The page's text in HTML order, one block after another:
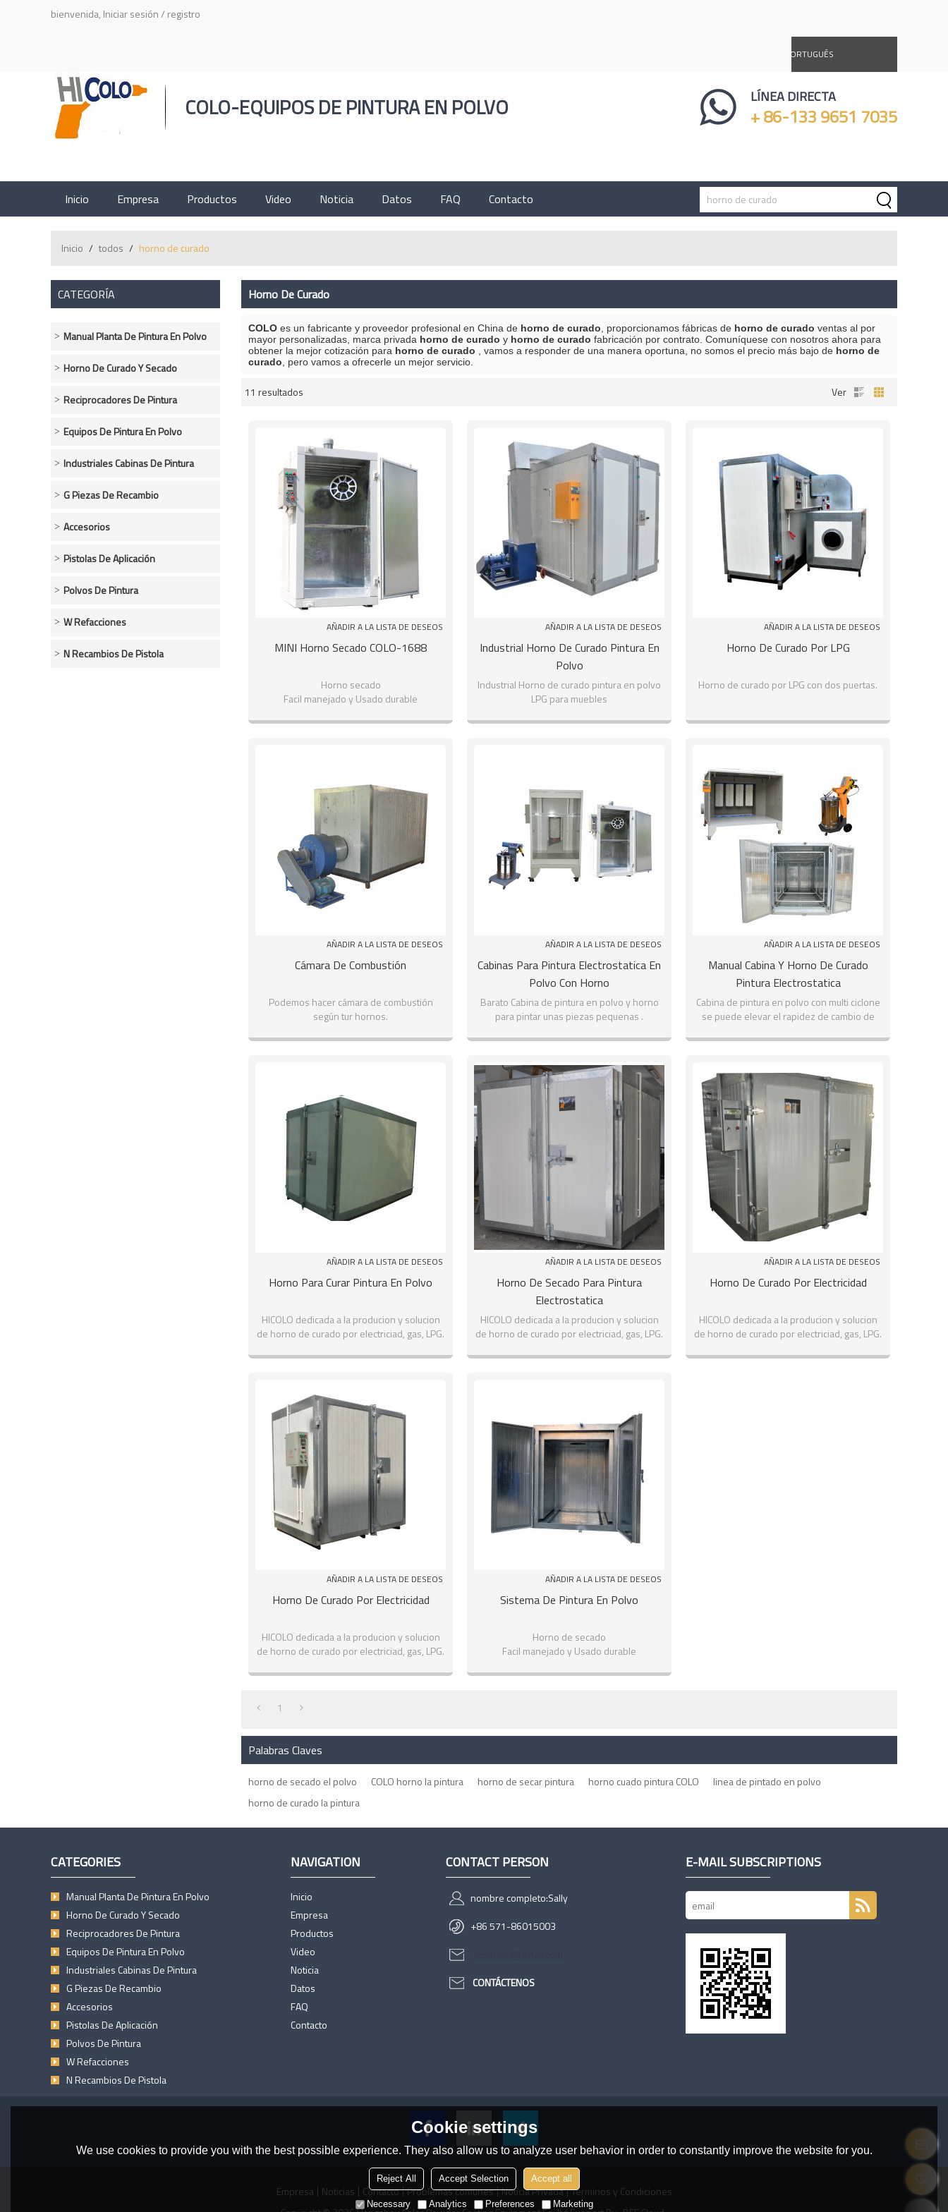
bienvenida, Iniciar sesión/ registro
PORTUGUÊS
COLO-EQUIPOS DE PINTURA EN POLVO LÍNEA DIRECTA
+ 86-133 9651 7035
Inicio Empresa Productos Video Noticia Datos FAQ Contacto
Inicio / todos / horno de curado
CATEGORÍA
Manual Planta De Pintura En Polvo
Horno De Curado Y Secado
Reciprocadores De Pintura
Equipos De Pintura En Polvo
Industriales Cabinas De Pintura
G Piezas De Recambio
Accesorios
Pistolas De Aplicación
Polvos De Pintura
W Refacciones
N Recambios De Pistola
Horno De Curado
COLO es un fabricante y proveedor profesional en China de horno de curado , proporcionamos fábricas de horno de curado ventas al por
mayor personalizadas, marca privada horno de curado y horno de curado fabricación por contrato. Comuníquese con nosotros ahora para
obtener la mejor cotización para horno de curado , vamos a responder de una manera oportuna, no somos el precio más bajo de horno de
curado , pero vamos a ofrecerle un mejor servicio.
11 resultados Ver
escaparate
AÑADIR A LA LISTA DE DESEOS
MINI Horno Secado COLO-1688
Horno secado
Facil manejado y Usado durable
AÑADIR A LA LISTA DE DESEOS
Industrial Horno De Curado Pintura En
Polvo
Industrial Horno de curado pintura en polvo
LPG para muebles
AÑADIR A LA LISTA DE DESEOS
Horno De Curado Por LPG
Horno de curado por LPG con dos puertas.
AÑADIR A LA LISTA DE DESEOS
Cámara De Combustión
Podemos hacer cámara de combustión
según tur hornos.
AÑADIR A LA LISTA DE DESEOS
Cabinas Para Pintura Electrostatica En
Polvo Con Horno
Barato Cabina de pintura en polvo y horno
para pintar unas piezas pequenas .
AÑADIR A LA LISTA DE DESEOS
Manual Cabina Y Horno De Curado
Pintura Electrostatica
Cabina de pintura en polvo con multi ciclone
se puede elevar el rapidez de cambio de
AÑADIR A LA LISTA DE DESEOS
Horno Para Curar Pintura En Polvo
HICOLO dedicada a la producion y solucion
de horno de curado por electriciad, gas, LPG.
AÑADIR A LA LISTA DE DESEOS
Horno De Secado Para Pintura
Electrostatica
HICOLO dedicada a la producion y solucion
de horno de curado por electriciad, gas, LPG.
AÑADIR A LA LISTA DE DESEOS
Horno De Curado Por Electricidad
HICOLO dedicada a la producion y solucion
de horno de curado por electriciad, gas, LPG.
AÑADIR A LA LISTA DE DESEOS
Horno De Curado Por Electricidad
HICOLO dedicada a la producion y solucion
de horno de curado por electriciad, gas, LPG.
AÑADIR A LA LISTA DE DESEOS
Sistema De Pintura En Polvo
Horno de secado
Facil manejado y Usado durable
1
Palabras Claves
horno de secado el polvo COLO horno la pintura horno de secar pintura horno cuado pintura COLO
linea de pintado en polvo
horno de curado la pintura
CATEGORIES
Manual Planta De Pintura En Polvo
Horno De Curado Y Secado
Reciprocadores De Pintura
Equipos De Pintura En Polvo
Industriales Cabinas De Pintura
G Piezas De Recambio
Accesorios
Pistolas De Aplicación
Polvos De Pintura
W Refacciones
N Recambios De Pistola
NAVIGATION
Inicio
Empresa
Productos
Video
Noticia
Datos
FAQ
Contacto
CONTACT PERSON
nombre completo:Sally
+86 571-86015003
CONTÁCTENOS
E-MAIL SUBSCRIPTIONS
Empresa Noticias Contacto Problemas comunes Noticia Privada Términos y Condiciones
Cookie settings
We use cookies to provide you with the best possible experience. They also allow us to analyze user behavior in order to constantly improve the website for you.
Reject All Accept Selection Accept all
Necessary Analytics Preferences Marketing